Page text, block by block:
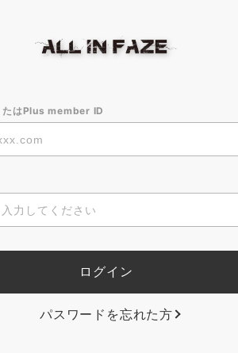
たはPlus member ID
パスワードを忘れた方